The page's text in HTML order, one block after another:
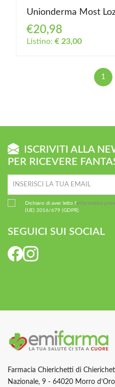
Unionderma Most
€20,98
Listino: € 23,00
1
ISCRIVITI ALLA
PER RICEVERE
Dichiaro di aver letto l'informativa
(UE) 2016/679 (GDPR).
SEGUICI SUI SOCIAL
Farmacia Chierichetti di
Nazionale, 9 - 64020 Morro